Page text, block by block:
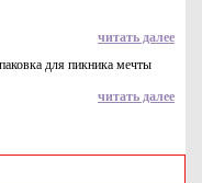
читать далее
для пикника мечты
читать далее